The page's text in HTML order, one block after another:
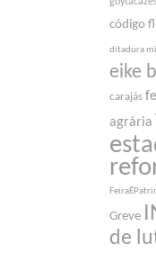
código
ditadura
eike
carajás
agrária
Greve
de